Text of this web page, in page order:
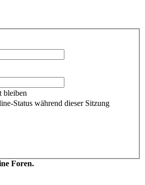
bleiben
Status während dieser Sitzung
Foren.